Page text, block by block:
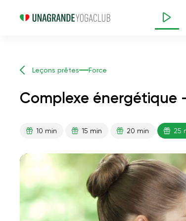
Leçons prêtes Force
Complexe énergétique
10 min 15 min 20 min 25